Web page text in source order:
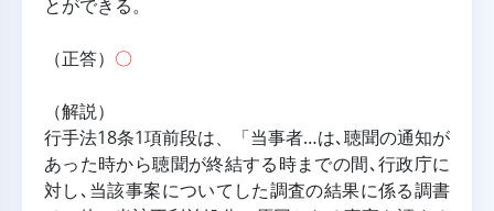
とができる。
（正答） 〇
（解説）
行手法18条1項前段は、「当事者…は､聴聞の通知が
あった時から聴聞が終結する時までの間､行政庁に
対し､当該事案についてした調査の結果に係る調書